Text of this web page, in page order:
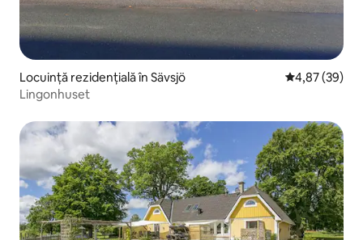
Locuință rezidențială în Sävsjö Scor mediu
4,87 (39)
Lingonhuset